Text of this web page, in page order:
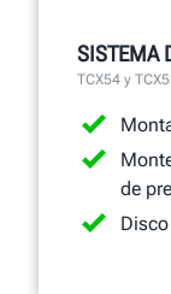
SISTEMA
TCX54 y
de